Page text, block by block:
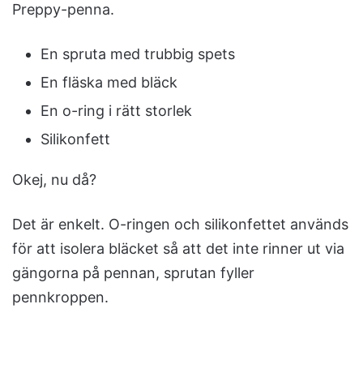
Preppy-penna.
En spruta med trubbig spets
En fläska med bläck
En o-ring i rätt storlek
Silikonfett
Okej, nu då?
Det är enkelt. O-ringen och silikonfettet används
för att isolera bläcket så att det inte rinner ut via
gängorna på pennan, sprutan fyller
pennkroppen.